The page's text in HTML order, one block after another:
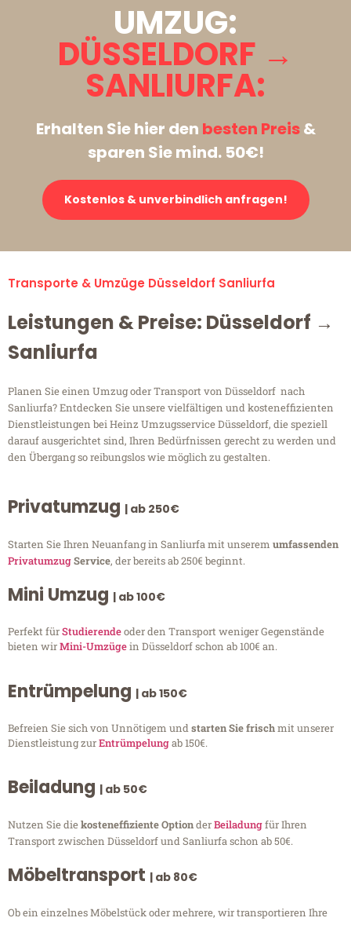
UMZUG:
DÜSSELDORF →
SANLIURFA:
Erhalten Sie hier den besten Preis&
sparen Sie mind. 50€!
Kostenlos & unverbindlich anfragen!
Transporte & Umzüge Düsseldorf Sanliurfa
Leistungen & Preise: Düsseldorf →
Sanliurfa
Planen Sie einen Umzug oder Transport von Düsseldorf nach
Sanliurfa? Entdecken Sie unsere vielfältigen und kosteneffizienten
Dienstleistungen bei Heinz Umzugsservice Düsseldorf, die speziell
darauf ausgerichtet sind, Ihren Bedürfnissen gerecht zu werden und
den Übergang so reibungslos wie möglich zu gestalten.
Privatumzug | ab 250€
Starten Sie Ihren Neuanfang in Sanliurfa mit unserem umfassenden
PrivatumzugService, der bereits ab 250€ beginnt.
Mini Umzug | ab 100€
Perfekt fürStudierendeoder den Transport weniger Gegenstände
bieten wirMini-Umzügein Düsseldorf schon ab 100€ an.
Entrümpelung | ab 150€
Befreien Sie sich von Unnötigem undstarten Sie frischmit unserer
Dienstleistung zurEntrümpelungab 150€.
Beiladung | ab 50€
Nutzen Sie diekosteneffiziente OptionderBeiladungfür Ihren
Transport zwischen Düsseldorf und Sanliurfa schon ab 50€.
Möbeltransport | ab 80€
Ob ein einzelnes Möbelstück oder mehrere, wir transportieren Ihre